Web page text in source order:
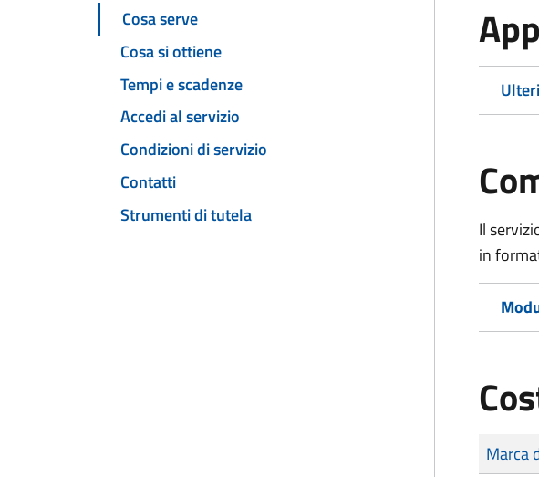
Cosa serve
Cosa si ottiene
Tempi e scadenze
Accedi al servizio
Condizioni di servizio
Contatti
Strumenti di tutela
Il
in
Tipo di
Importo
Marca